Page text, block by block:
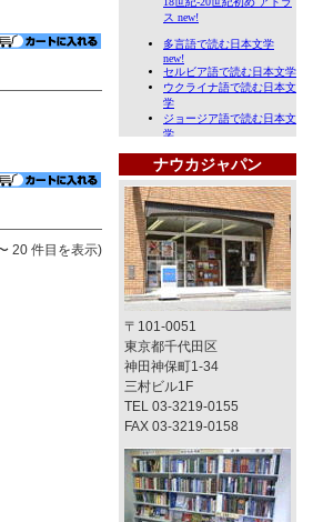
20 件目を表示)
ナウカジャパン
〒101-0051
東京都千代田区
神田神保町1-34
三村ビル1F
TEL 03-3219-0155
FAX 03-3219-0158